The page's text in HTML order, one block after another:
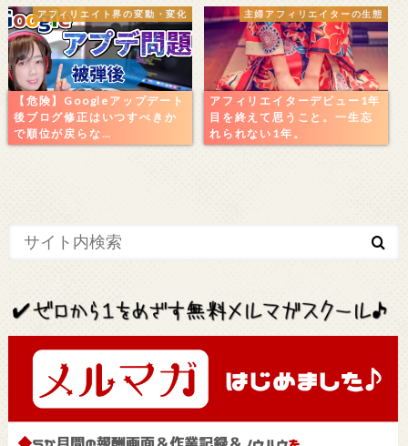
アフィリエイト界の変動・変化
【危険】Googleアップデート
後ブログ修正はいつすべきか
で順位が戻らな…
主婦アフィリエイターの生態
アフィリエイターデビュー1年
目を終えて思うこと。一生忘
れられない1年。